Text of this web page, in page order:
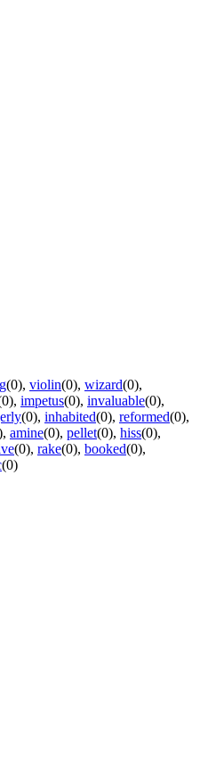
(0), violin(0), wizard(0),
, impetus(0), invaluable(0),
(0), inhabited(0), reformed(0),
, amine(0), pellet(0), hiss(0),
(0), rake(0), booked(0),
(0)